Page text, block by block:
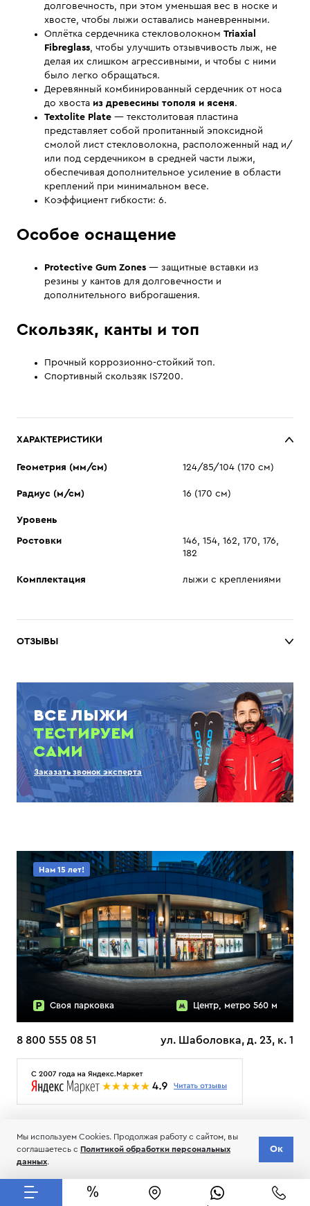
долговечность, при этом уменьшая вес в носке и
хвосте, чтобы лыжи оставались маневренными.
Оплётка сердечника стекловолокном Triaxial
Fibreglass, чтобы улучшить отзывчивость лыж, не
делая их слишком агрессивными, и чтобы с ними
было легко обращаться.
Деревянный комбинированный сердечник от носа
до хвоста из древесины тополя и ясеня.
Textolite Plate — текстолитовая пластина
представляет собой пропитанный эпоксидной
смолой лист стекловолокна, расположенный над и/
или под сердечником в средней части лыжи,
обеспечивая дополнительное усиление в области
креплений при минимальном весе.
Коэффициент гибкости: 6.
Особое оснащение
Protective Gum Zones — защитные вставки из
резины у кантов для долговечности и
дополнительного виброгашения.
Скользяк, канты и топ
Прочный коррозионно-стойкий топ.
Спортивный скользяк IS7200.
ХАРАКТЕРИСТИКИ
Геометрия (мм/см) 124/85/104 (170 см)
Радиус (м/см) 16 (170 см)
Уровень
Ростовки
146, 154, 162, 170, 176,
182
Комплектация лыжи с креплениями
ОТЗЫВЫ
ВСЕ ЛЫЖИ
ТЕСТИРУЕМ
САМИ
Заказать звонок эксперта
Нам 15 лет!
Своя парковка Центр, метро 560 м
8 800 555 08 51 ул. Шаболовка, д. 23, к. 1
Мы используем Cookies. Продолжая работу с сайтом, вы
соглашаетесь с Политикой обработки персональных
данных.
Ок